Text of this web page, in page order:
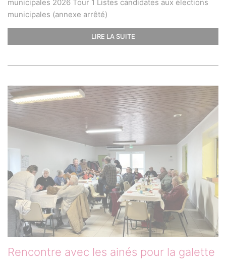
municipales 2026 Tour 1 Listes candidates aux élections
municipales (annexe arrêté)
LIRE LA SUITE
Rencontre avec les ainés pour la galette